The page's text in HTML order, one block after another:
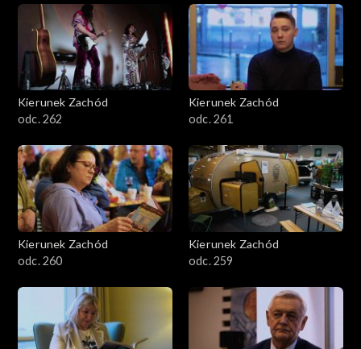
Kierunek Zachód
odc. 262
Kierunek Zachód
odc. 261
Kierunek Zachód
odc. 260
Kierunek Zachód
odc. 259